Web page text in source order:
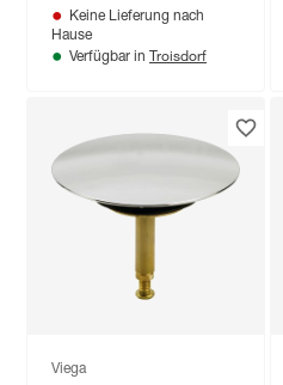
Keine Lieferung nach
Hause
Verfügbar in Troisdorf
Viega